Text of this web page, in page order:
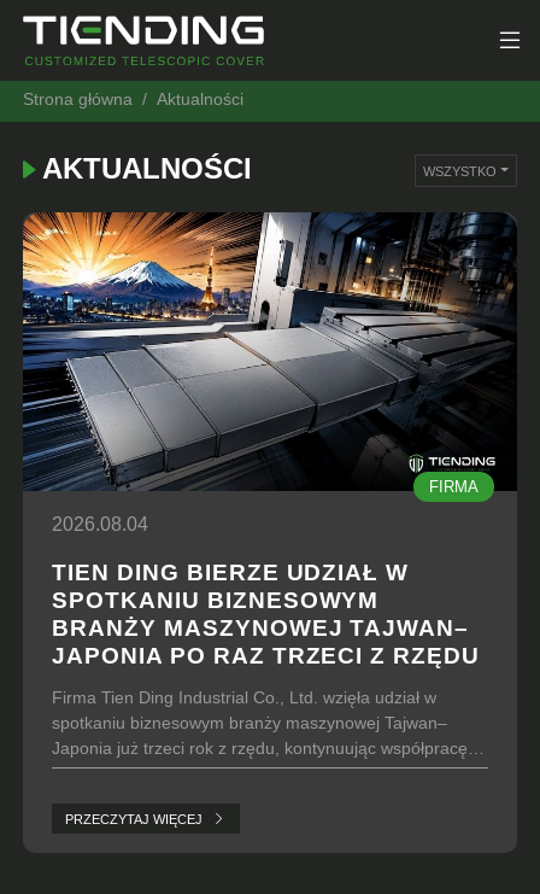
Strona główna Aktualności
AKTUALNOŚCI WSZYSTKO
FIRMA
2026.08.04
TIEN DING BIERZE UDZIAŁ W
SPOTKANIU BIZNESOWYM
BRANŻY MASZYNOWEJ TAJWAN–
JAPONIA PO RAZ TRZECI Z RZĘDU
Firma Tien Ding Industrial Co., Ltd. wzięła udział w
spotkaniu biznesowym branży maszynowej Tajwan–
Japonia już trzeci rok z rzędu, kontynuując współpracę z
japońskimi producentami obrabiarek, maszyn i firmami
PRZECZYTAJ WIĘCEJ